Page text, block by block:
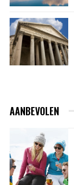
AANBEVOLEN